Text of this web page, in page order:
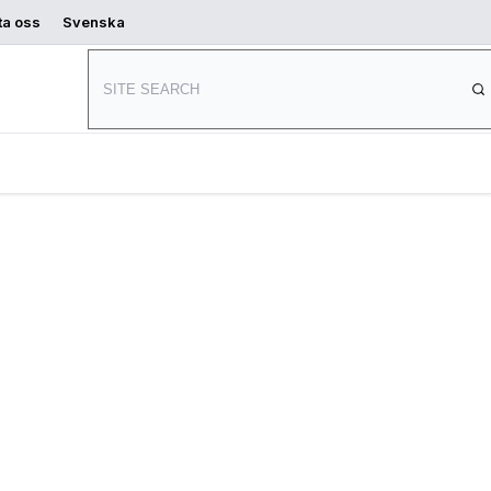
oss Svenska
köpa
Börja designa